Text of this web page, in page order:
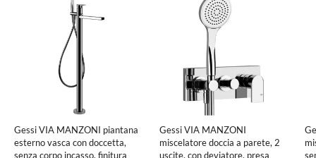
Gessi VIA MANZONI piantana
esterno vasca con doccetta,
senza corpo incasso, finitura
Gessi VIA MANZONI
miscelatore doccia a parete, 2
uscite, con deviatore, presa